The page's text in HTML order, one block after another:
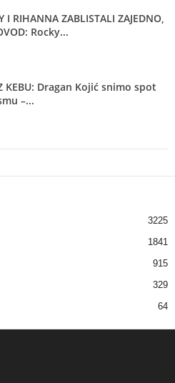
I RIHANNA ZABLISTALI ZAJEDNO,
Rocky...
KEBU: Dragan Kojić snimo spot
–...
3225
1841
915
329
64